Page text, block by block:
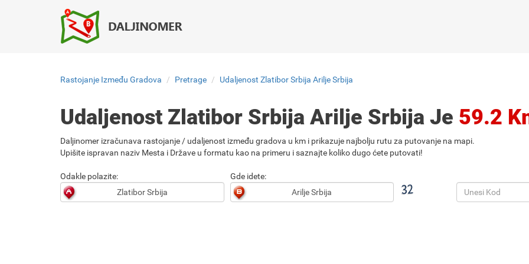
Rastojanje Između Gradova Pretrage Udaljenost Zlatibor Srbija Arilje Srbija
Udaljenost Zlatibor Srbija Arilje Srbija Je 59.2
Daljinomer izračunava rastojanje / udaljenost između gradova u km i prikazuje najbolju rutu za putovanje na mapi.
Upišite ispravan naziv Mesta i Države u formatu kao na primeru i saznajte koliko dugo ćete putovati!
Odakle polazite: Gde idete: